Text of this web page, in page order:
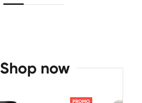
Shop now
PROMO